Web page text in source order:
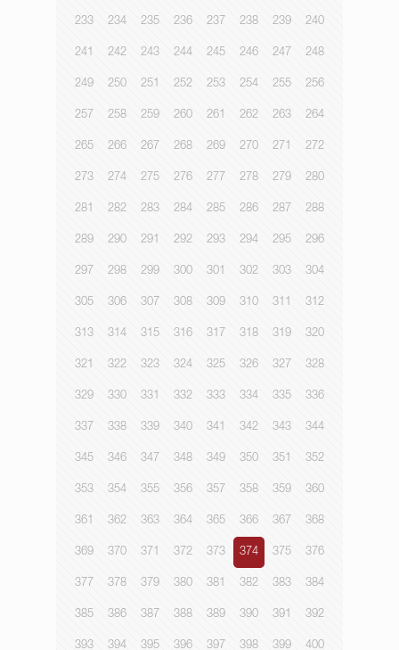
233 234 235 236 237 238 239 240
241 242 243 244 245 246 247 248
249 250 251 252 253 254 255 256
257 258 259 260 261 262 263 264
265 266 267 268 269 270 271 272
273 274 275 276 277 278 279 280
281 282 283 284 285 286 287 288
289 290 291 292 293 294 295 296
297 298 299 300 301 302 303 304
305 306 307 308 309 310 311 312
313 314 315 316 317 318 319 320
321 322 323 324 325 326 327 328
329 330 331 332 333 334 335 336
337 338 339 340 341 342 343 344
345 346 347 348 349 350 351 352
353 354 355 356 357 358 359 360
361 362 363 364 365 366 367 368
369 370 371 372 373 374 375 376
377 378 379 380 381 382 383 384
385 386 387 388 389 390 391 392
393 394 395 396 397 398 399 400